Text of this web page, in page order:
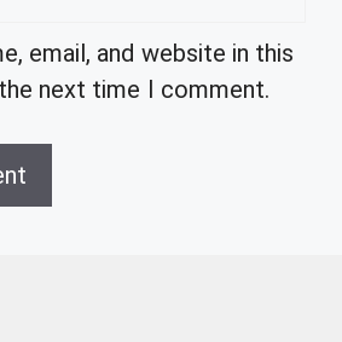
email, and website in this
next time I comment.